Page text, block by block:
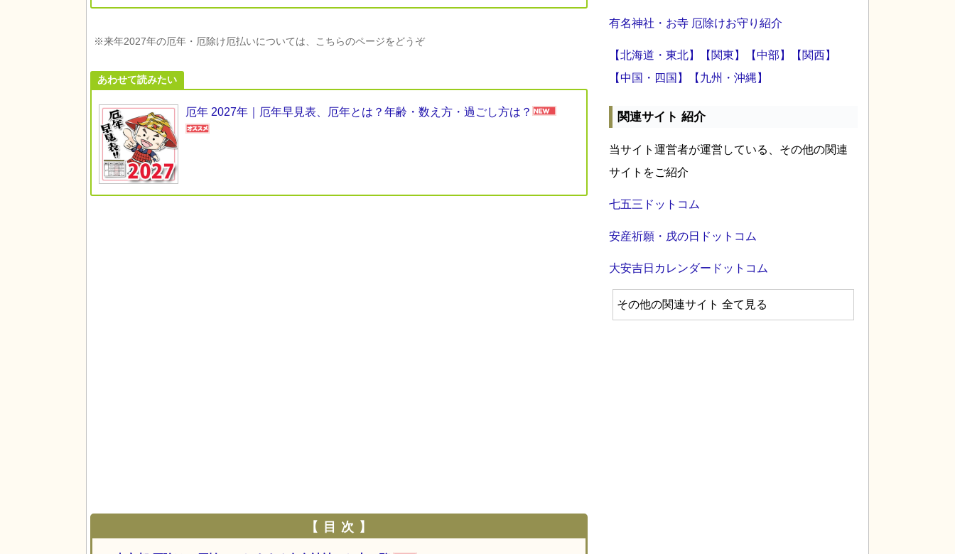
※来年2027年の厄年・厄除け厄払いについては、こちらのページをどうぞ
あわせて読みたい
厄年 2027年｜厄年早見表、厄年とは？年齢・数え方・過ごし方は？
【 目 次 】
有名神社・お寺 厄除けお守り紹介
【北海道・東北】 【関東】 【中部】
【関西】
【中国・四国】
【九州・沖縄】
関連サイト 紹介
当サイト運営者が運営している、その他の関連
サイトをご紹介
七五三ドットコム
安産祈願・戌の日ドットコム
大安吉日カレンダードットコム
その他の関連サイト 全て見る